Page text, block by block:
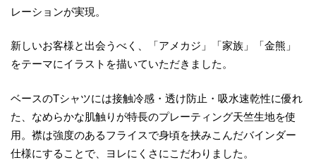
レーションが実現。
新しいお客様と出会うべく、「アメカジ」「家族」「金熊」
をテーマにイラストを描いていただきました。
ベースのTシャツには接触冷感・透け防止・吸水速乾性に優れ
た、なめらかな肌触りが特長のプレーティング天竺生地を使
用。襟は強度のあるフライスで身頃を挟みこんだバインダー
仕様にすることで、ヨレにくさにこだわりました。